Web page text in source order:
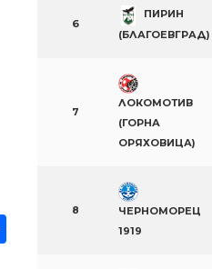
6
ПИРИН
(БЛАГОЕВГРАД)
7
ЛОКОМОТИВ
(ГОРНА
ОРЯХОВИЦА)
8
ЧЕРНОМОРЕЦ
1919